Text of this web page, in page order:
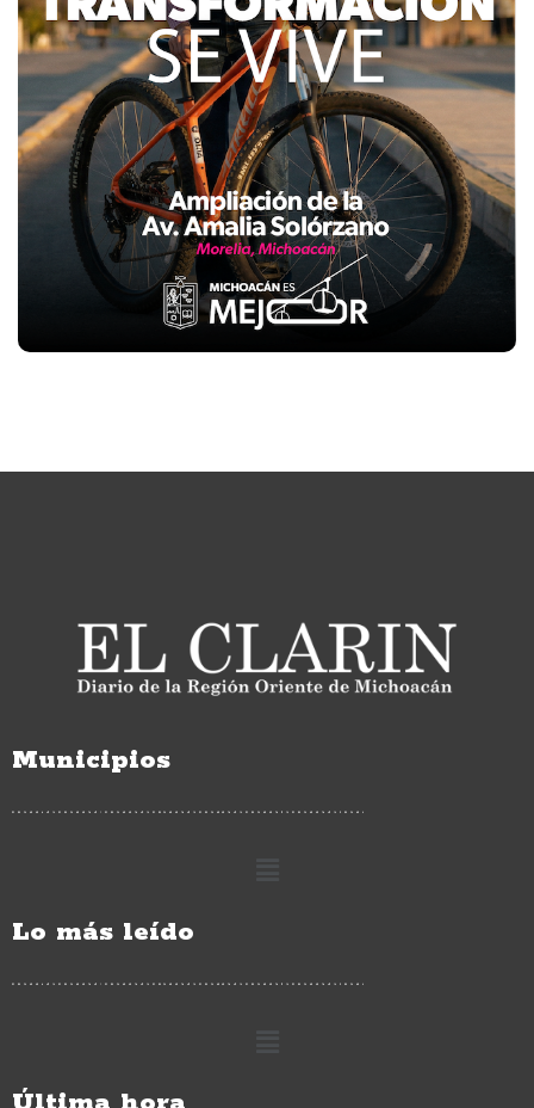
Municipios
Lo más leído